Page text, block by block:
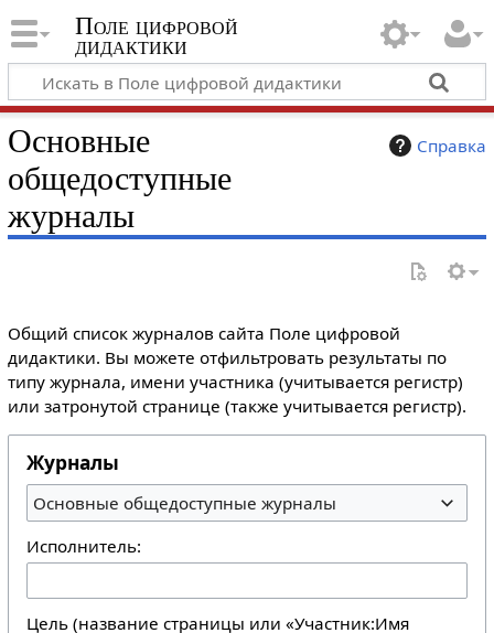
Поле цифровой
дидактики
Справка
Основные
общедоступные
журналы
Общий список журналов сайта Поле цифровой
дидактики. Вы можете отфильтровать результаты по
типу журнала, имени участника (учитывается регистр)
или затронутой странице (также учитывается регистр).
Журналы
Основные общедоступные журналы
Исполнитель:
Цель (название страницы или «Участник:Имя